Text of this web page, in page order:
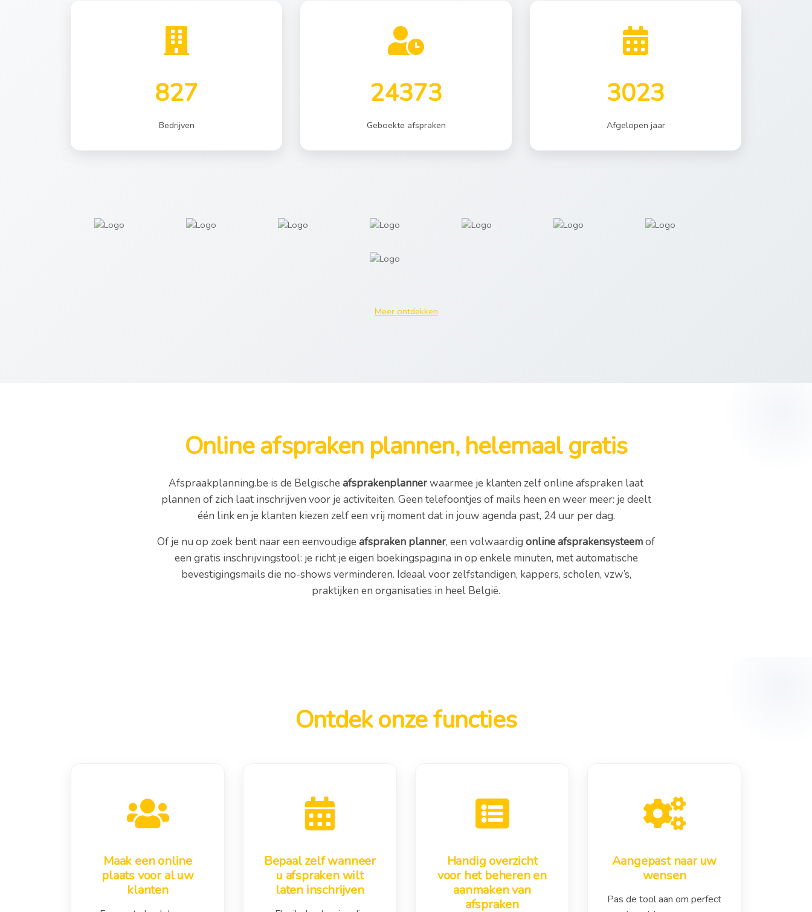
827
Bedrijven
24373
Geboekte afspraken
3023
Afgelopen jaar
Meer ontdekken
Online afspraken plannen, helemaal gratis
Afspraakplanning.be is de Belgischeafsprakenplannerwaarmee je klanten zelf online afspraken laat
plannen of zich laat inschrijven voor je activiteiten. Geen telefoontjes of mails heen en weer meer: je deelt
één link en je klanten kiezen zelf een vrij moment dat in jouw agenda past, 24 uur per dag.
Of je nu op zoek bent naar een eenvoudigeafspraken planner, een volwaardig online afsprakensysteemof
een gratis inschrijvingstool: je richt je eigen boekingspagina in op enkele minuten, met automatische
bevestigingsmails die no-shows verminderen. Ideaal voor zelfstandigen, kappers, scholen, vzw’s,
praktijken en organisaties in heel België.
Ontdek onze functies
Maak een online
plaats voor al uw
klanten
Bepaal zelf wanneer
u afspraken wilt
laten inschrijven
Handig overzicht
voor het beheren en
aanmaken van
afspraken
Aangepast naar uw
wensen
Pas de tool aan om perfect